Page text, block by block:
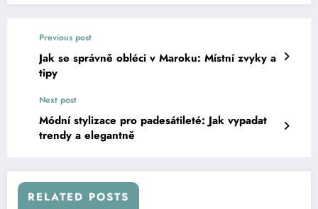
Previous post
Jak se správně obléci v Maroku: Místní zvyky a
tipy
Next post
Módní stylizace pro padesátileté: Jak vypadat
trendy a elegantně
RELATED POSTS